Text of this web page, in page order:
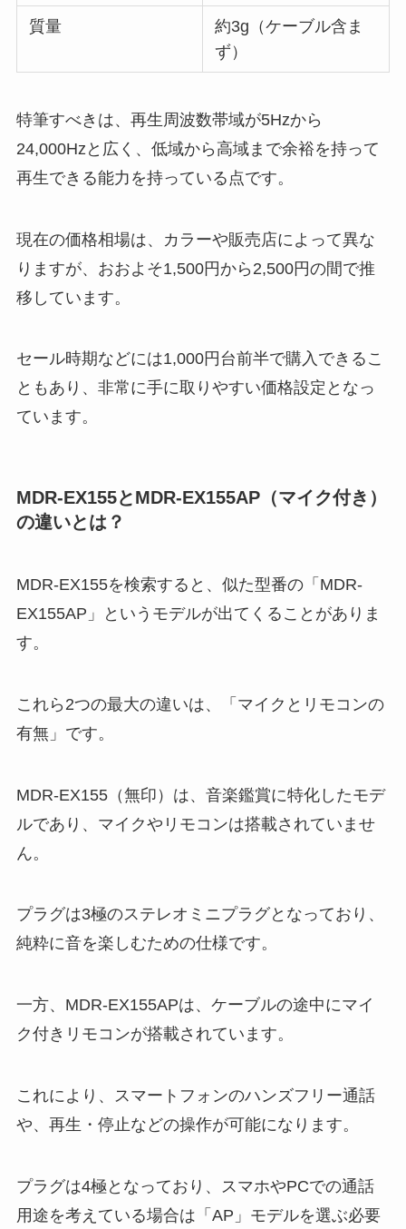
質量
約3g（ケーブル含ま
ず）
特筆すべきは、再生周波数帯域が5Hzから
24,000Hzと広く、低域から高域まで余裕を持って
再生できる能力を持っている点です。
現在の価格相場は、カラーや販売店によって異な
りますが、おおよそ1,500円から2,500円の間で推
移しています。
セール時期などには1,000円台前半で購入できるこ
ともあり、非常に手に取りやすい価格設定となっ
ています。
MDR-EX155とMDR-EX155AP（マイク付き）
の違いとは？
MDR-EX155を検索すると、似た型番の「MDR-
EX155AP」というモデルが出てくることがありま
す。
これら2つの最大の違いは、「マイクとリモコンの
有無」です。
MDR-EX155（無印）は、音楽鑑賞に特化したモデ
ルであり、マイクやリモコンは搭載されていませ
ん。
プラグは3極のステレオミニプラグとなっており、
純粋に音を楽しむための仕様です。
一方、MDR-EX155APは、ケーブルの途中にマイ
ク付きリモコンが搭載されています。
これにより、スマートフォンのハンズフリー通話
や、再生・停止などの操作が可能になります。
プラグは4極となっており、スマホやPCでの通話
用途を考えている場合は「AP」モデルを選ぶ必要